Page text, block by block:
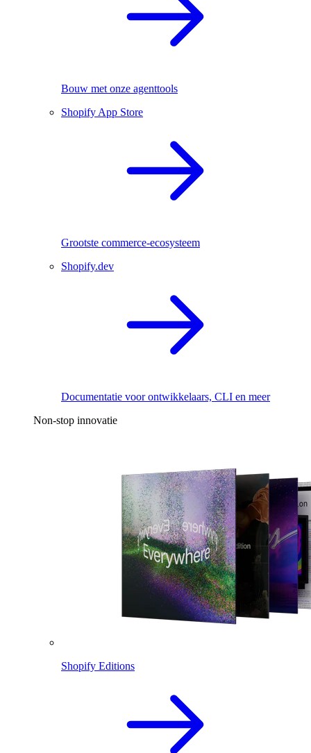
Bouw met onze agenttools
Shopify App Store
Grootste commerce-ecosysteem
Shopify.dev
Documentatie voor ontwikkelaars, CLI en meer
Non-stop innovatie
Shopify Editions